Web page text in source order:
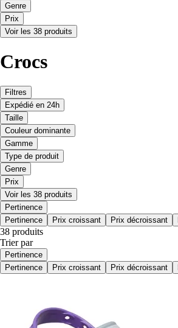
Genre
Prix
Voir les 38 produits
Crocs
Filtres
Expédié en 24h
Taille
Couleur dominante
Gamme
Type de produit
Genre
Prix
Voir les 38 produits
Pertinence
Pertinence
Prix croissant Prix décroissant
38 produits
Trier par
Pertinence
Pertinence
Prix croissant Prix décroissant